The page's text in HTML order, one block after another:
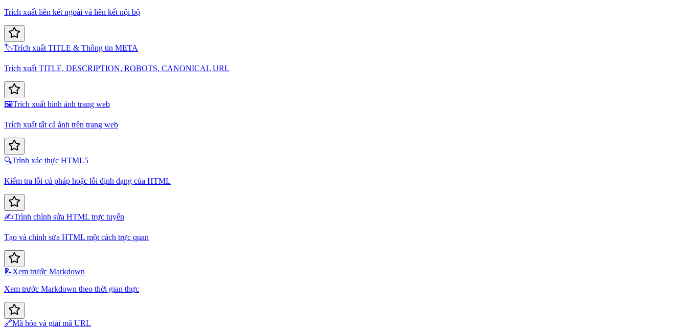
Trích xuất liên kết ngoài và liên kết nội bộ
🏷️Trích xuất TITLE & Thông tin META
Trích xuất TITLE, DESCRIPTION, ROBOTS, CANONICAL URL
🖼️Trích xuất hình ảnh trang web
Trích xuất tất cả ảnh trên trang web
🔍Trình xác thực HTML5
Kiểm tra lỗi cú pháp hoặc lỗi định dạng của HTML
✍️Trình chỉnh sửa HTML trực tuyến
Tạo và chỉnh sửa HTML một cách trực quan
📝Xem trước Markdown
Xem trước Markdown theo thời gian thực
🔗Mã hóa và giải mã URL